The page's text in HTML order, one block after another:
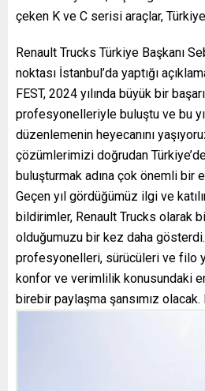
çeken K ve C serisi araçlar,
Renault Trucks Türkiye Başkanı
noktası İstanbul’da yaptığı
FEST, 2024 yılında büyük bir
profesyonelleriyle buluştu ve bu
düzenlemenin heyecanını
çözümlerimizi doğrudan
buluşturmak adına çok önemli bir
Geçen yıl gördüğümüz ilgi ve
bildirimler, Renault Trucks olarak
olduğumuzu bir kez daha
profesyonelleri, sürücüleri ve filo
konfor ve verimlilik konusundaki
birebir paylaşma şansımız